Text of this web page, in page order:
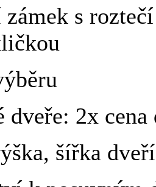
zámek s
dveře: 2x
šířka